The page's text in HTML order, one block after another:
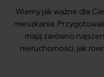
Wiemy jak ważne dla
mieszkania.
mają zarówno
nieruchomości, jak